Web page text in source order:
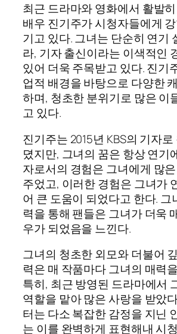
최근 드라마와 영화에서 활발
배우 진기주가 시청자들에게
기고 있다. 그녀는 단순히 연기
라, 기자 출신이라는 이색적인
있어 더욱 주목받고 있다. 진기
업적 배경을 바탕으로 다양한
하며, 청초한 분위기로 많은 이
고 있다.
진기주는 2015년 KBS의 기자로
뎠지만, 그녀의 꿈은 항상 연기
자로서의 경험은 그녀에게 많
주었고, 이러한 경험은 그녀가
어 큰 도움이 되었다고 한다. 그
력을 통해 팬들은 그녀가 더욱
우가 되었음을 느낀다.
그녀의 청초한 외모와 더불어
력은 매 작품마다 그녀의 매력
특히, 최근 방영된 드라마에서
역할을 맡아 많은 사랑을 받았
터는 다소 복잡한 감정을 지닌
는 이를 완벽하게 표현해내 시